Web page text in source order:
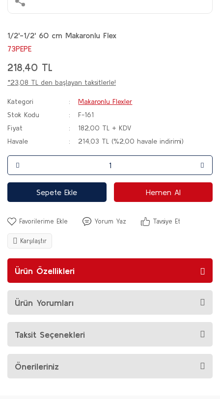
1/2'-1/2' 60 cm Makaronlu Flex
73PEPE
218,40 TL
*23,08 TL den başlayan taksitlerle!
Kategori
Makaronlu Flexler
Stok Kodu
F-161
Fiyat
182,00 TL + KDV
Havale
214,03 TL (%2,00 havale indirimi)
Sepete Ekle Hemen Al
Yorum Yaz Tavsiye Et
Karşılaştır
Ürün Özellikleri
Ürün Yorumları
Taksit Seçenekleri
Önerileriniz